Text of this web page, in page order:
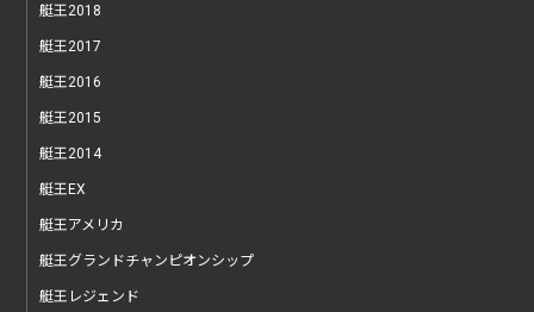
艇王2018
艇王2017
艇王2016
艇王2015
艇王2014
艇王EX
艇王アメリカ
艇王グランドチャンピオンシップ
艇王レジェンド